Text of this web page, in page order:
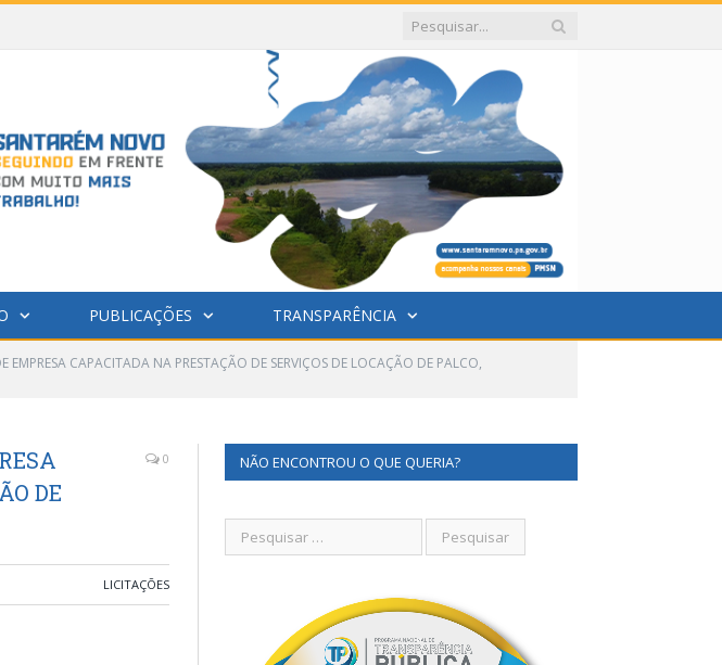
PUBLICAÇÕES TRANSPARÊNCIA
CAPACITADA NA PRESTAÇÃO DE SERVIÇOS DE LOCAÇÃO DE PALCO,
DE
0
LICITAÇÕES
NÃO ENCONTROU O QUE QUERIA?